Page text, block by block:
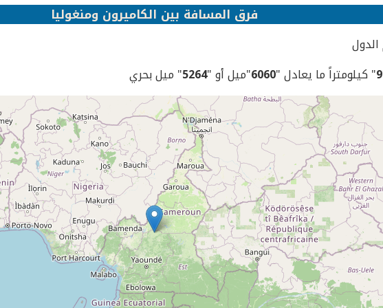
فرق المسافة بين الكاميرون ومنغوليا
" كيلومتراً ما يعادل "6060"ميل أو "5264" ميل بحري